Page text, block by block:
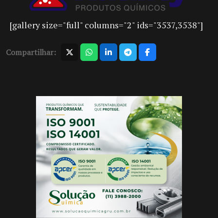
[gallery size="full" columns="2" ids="3537,3538"]
Compartilhar: